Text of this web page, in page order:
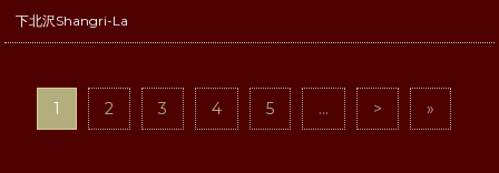
下北沢Shangri-La
1 2 3 4 5 ... > »